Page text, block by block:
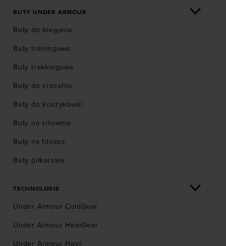
BUTY UNDER ARMOUR
Buty do biegania
Buty treningowe
Buty trekkingowe
Buty do crossfitu
Buty do koszykówki
Buty na siłownie
Buty na fitness
Buty piłkarskie
TECHNOLOGIE
Under Armour ColdGear
Under Armour HeatGear
Under Armour Hovr